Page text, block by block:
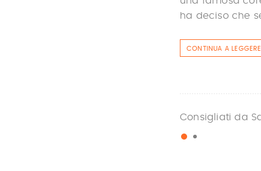
ha deciso che
CONTINUA A LEGGERE
Consigliati da